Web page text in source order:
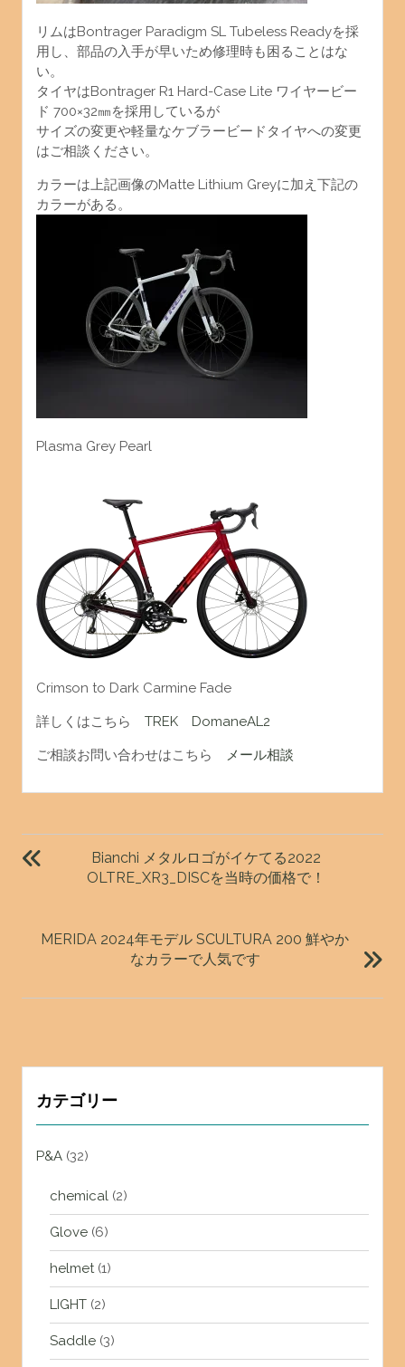
リムはBontrager Paradigm SL Tubeless Readyを採
用し、部品の入手が早いため修理時も困ることはな
い。
タイヤはBontrager R1 Hard-Case Lite ワイヤービー
ド 700×32㎜を採用しているが
サイズの変更や軽量なケブラービードタイヤへの変更
はご相談ください。
カラーは上記画像のMatte Lithium Greyに加え下記の
カラーがある。
Plasma Grey Pearl
Crimson to Dark Carmine Fade
詳しくはこちら TREK DomaneAL2
ご相談お問い合わせはこちら メール相談
投
稿
ョ
Bianchi メタルロゴがイケてる2022
OLTRE_XR3_DISCを当時の価格で！
MERIDA 2024年モデル SCULTURA 200 鮮やか
なカラーで人気です
カテゴリー
P&A(32)
chemical(2)
Glove(6)
helmet(1)
LIGHT(2)
Saddle(3)